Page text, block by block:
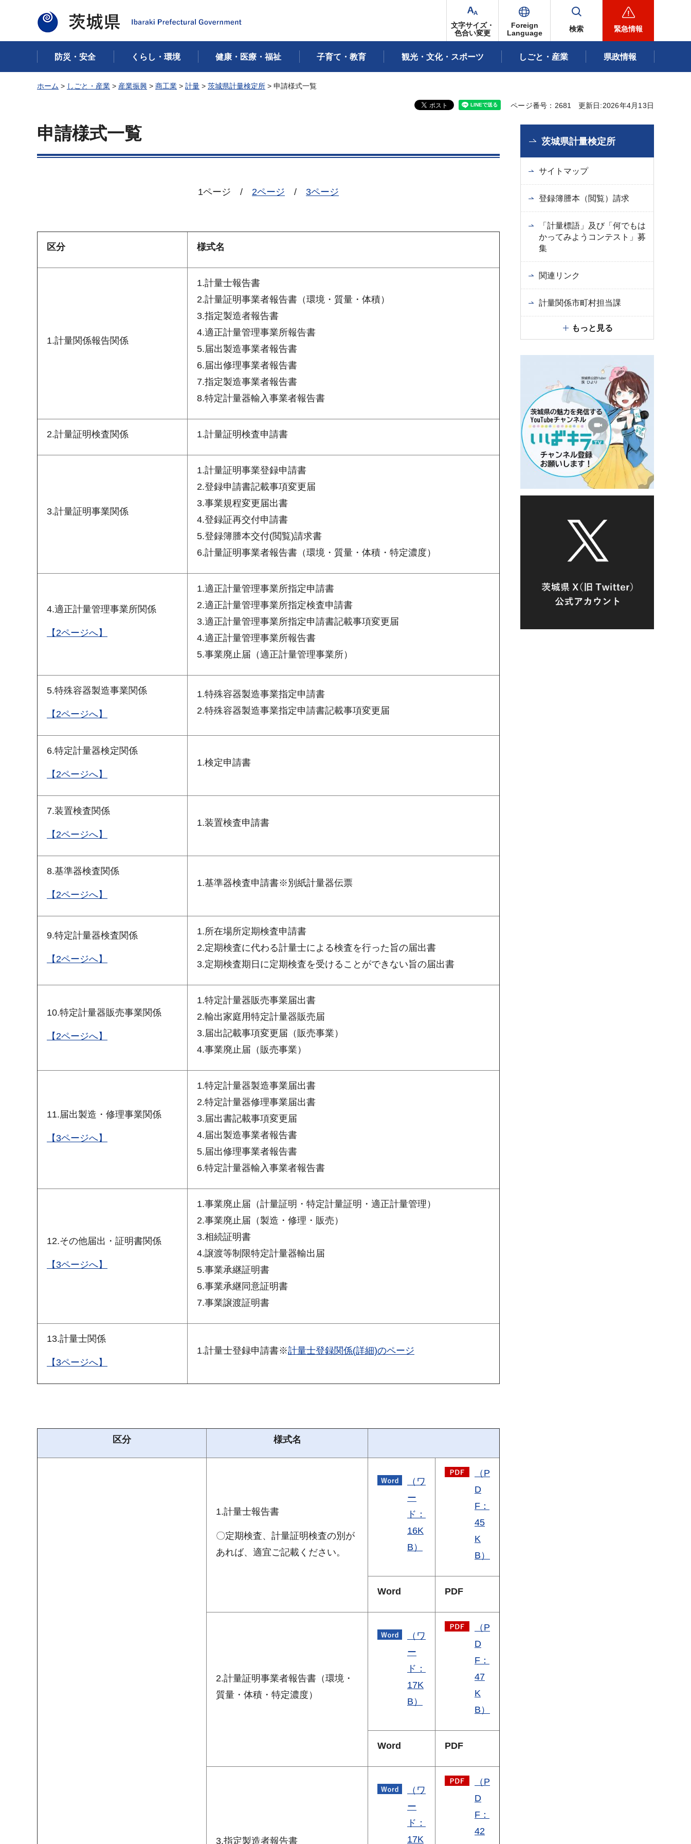
茨城県
文字サイズ・
色合い変更
Foreign
Language
検索 緊急情報
防災・安全 くらし・環境 健康・医療・福祉 子育て・教育 観光・文化・スポーツ しごと・産業 県政情報
ホーム > しごと・産業 > 産業振興 > 商工業 > 計量 > 茨城県計量検定所 > 申請様式一覧
ページ番号：2681 更新日:2026年4月13日
申請様式一覧
1ページ / 2ページ / 3ページ
区分 様式名
1.計量関係報告関係
1.計量士報告書
2.計量証明事業者報告書（環境・質量・体積）
3.指定製造者報告書
4.適正計量管理事業所報告書
5.届出製造事業者報告書
6.届出修理事業者報告書
7.指定製造事業者報告書
8.特定計量器輸入事業者報告書
2.計量証明検査関係 1.計量証明検査申請書
3.計量証明事業関係
1.計量証明事業登録申請書
2.登録申請書記載事項変更届
3.事業規程変更届出書
4.登録証再交付申請書
5.登録簿謄本交付(閲覧)請求書
6.計量証明事業者報告書（環境・質量・体積・特定濃度）
4.適正計量管理事業所関係
【2ページへ】
1.適正計量管理事業所指定申請書
2.適正計量管理事業所指定検査申請書
3.適正計量管理事業所指定申請書記載事項変更届
4.適正計量管理事業所報告書
5.事業廃止届（適正計量管理事業所）
5.特殊容器製造事業関係
【2ページへ】
1.特殊容器製造事業指定申請書
2.特殊容器製造事業指定申請書記載事項変更届
6.特定計量器検定関係
【2ページへ】
1.検定申請書
7.装置検査関係
【2ページへ】
1.装置検査申請書
8.基準器検査関係
【2ページへ】
1.基準器検査申請書※別紙計量器伝票
9.特定計量器検査関係
【2ページへ】
1.所在場所定期検査申請書
2.定期検査に代わる計量士による検査を行った旨の届出書
3.定期検査期日に定期検査を受けることができない旨の届出書
10.特定計量器販売事業関係
【2ページへ】
1.特定計量器販売事業届出書
2.輸出家庭用特定計量器販売届
3.届出記載事項変更届（販売事業）
4.事業廃止届（販売事業）
11.届出製造・修理事業関係
【3ページへ】
1.特定計量器製造事業届出書
2.特定計量器修理事業届出書
3.届出書記載事項変更届
4.届出製造事業者報告書
5.届出修理事業者報告書
6.特定計量器輸入事業者報告書
12.その他届出・証明書関係
【3ページへ】
1.事業廃止届（計量証明・特定計量証明・適正計量管理）
2.事業廃止届（製造・修理・販売）
3.相続証明書
4.譲渡等制限特定計量器輸出届
5.事業承継証明書
6.事業承継同意証明書
7.事業譲渡証明書
13.計量士関係
【3ページへ】
1.計量士登録申請書※計量士登録関係(詳細)のページ
区分 様式名
1.計量士報告書
〇定期検査、計量証明検査の別が
あれば、適宜ご記載ください。
（ワ
ー
ド：
16K
B）
（P
D
F：
45
K
B）
Word PDF
2.計量証明事業者報告書（環境・
質量・体積・特定濃度）
（ワ
ー
ド：
17K
B）
（P
D
F：
47
K
B）
Word PDF
3.指定製造者報告書
（ワ
ー
ド：
17K
（P
D
F：
42
茨城県計量検定所
サイトマップ
登録簿謄本（閲覧）請求
「計量標語」及び「何でもは
かってみようコンテスト」募
集
関連リンク
計量関係市町村担当課
もっと見る